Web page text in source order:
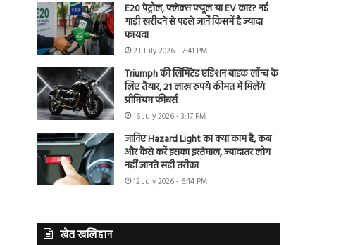
E20 पेट्रोल, फ्लेक्स फ्यूल या EV कार? नई
गाड़ी खरीदने से पहले जानें किसमें है ज्यादा
फायदा
23 July 2026 - 7:41 PM
Triumph की लिमिटेड एडिशन बाइक लॉन्च के
लिए तैयार, 21 लाख रुपये कीमत में मिलेंगे
प्रीमियम फीचर्स
16 July 2026 - 3:17 PM
जानिए Hazard Light का क्या काम है, कब
और कैसे करें इसका इस्तेमाल, ज्यादातर लोग
नहीं जानते सही तरीका
12 July 2026 - 6:14 PM
खेत खलिहान